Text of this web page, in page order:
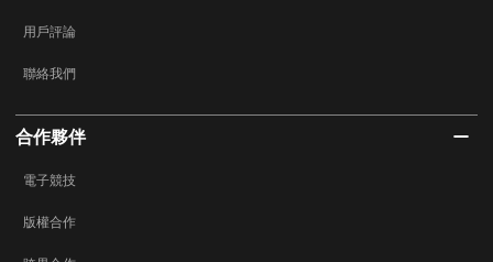
用戶評論
聯絡我們
合作夥伴
電子競技
版權合作